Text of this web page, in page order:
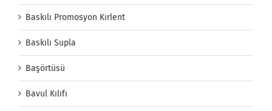
Baskılı Promosyon Kırlent
Baskılı Supla
Başörtüsü
Bavul Kılıfı